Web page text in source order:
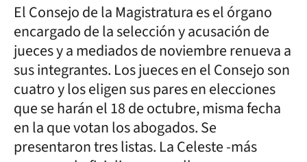
El Consejo de la Magistratura es el órgano
encargado de la selección y acusación de
jueces y a mediados de noviembre renueva a
sus integrantes. Los jueces en el Consejo son
cuatro y los eligen sus pares en elecciones
que se harán el 18 de octubre, misma fecha
en la que votan los abogados. Se
presentaron tres listas. La Celeste -más